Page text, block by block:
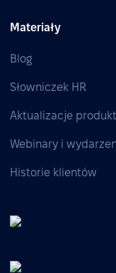
Materiały
Blog
Słowniczek HR
Aktualizacje
Webinary i
Historie klientów